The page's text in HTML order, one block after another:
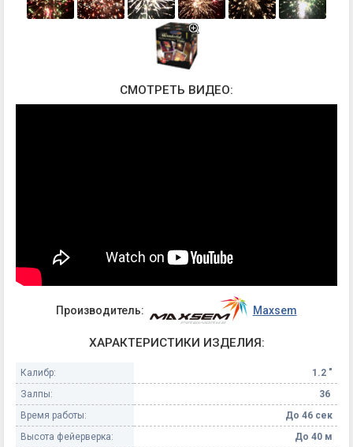
СМОТРЕТЬ ВИДЕО:
Производитель: Maxsem
ХАРАКТЕРИСТИКИ ИЗДЕЛИЯ:
Калибр:
1.2 "
Залпы:
36
Время работы:
До 46 сек
Высота фейерверка:
До 40 м